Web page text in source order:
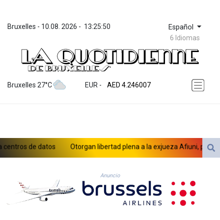
Bruxelles - 10.08. 2026 - 13:25:50 Español
6 Idiomas
Bruxelles 27°C EUR -
ZWL 372.283829
AED 4.246007
AFN 76.894412
ARS 1733.067587
AUD 1.635701
AZN 1.960652
BAM 1.956405
BBD 2.322408
BDT 142.734126
de datos Otorgan libertad plena a la exjueza Afiuni, presa por
Anuncio